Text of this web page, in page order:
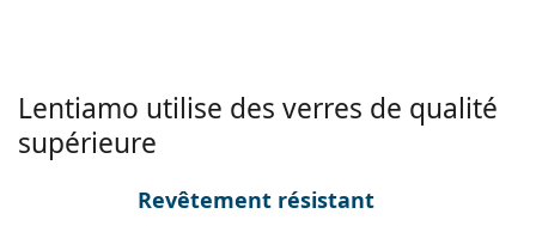
Lentiamo utilise des verres de qualité
supérieure
Revêtement résistant